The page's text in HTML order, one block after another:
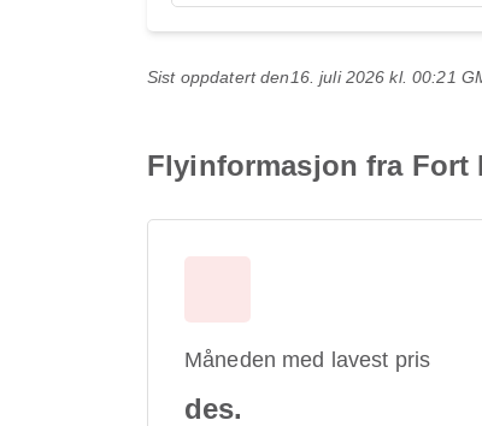
Sist oppdatert den 16. juli 2026 kl. 00:21
Flyinformasjon fra Fort
Måneden med lavest pris
des.